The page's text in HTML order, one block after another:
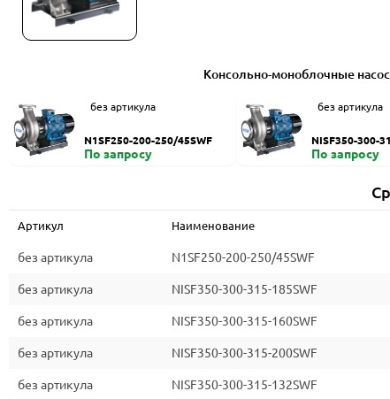
Консольно-моноблочные
без артикула
N1SF250-200-250/45SWF
По запросу
без артикула
NISF350-300-
По запросу
Артикул Наименование
без артикула N1SF250-200-250/45SWF
без артикула NISF350-300-315-185SWF
без артикула NISF350-300-315-160SWF
без артикула NISF350-300-315-200SWF
без артикула NISF350-300-315-132SWF